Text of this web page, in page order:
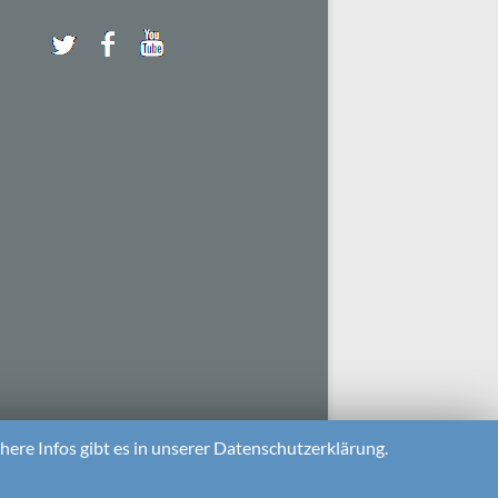
Infos gibt es in unserer Datenschutzerklärung.